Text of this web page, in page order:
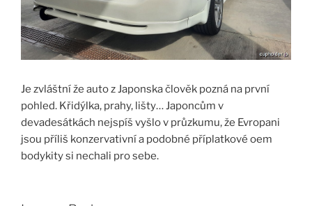
Je zvláštní že auto z Japonska člověk pozná na první
pohled. Křidýlka, prahy, lišty… Japoncům v
devadesátkách nejspíš vyšlo v průzkumu, že Evropani
jsou příliš konzervativní a podobné příplatkové oem
bodykity si nechali pro sebe.